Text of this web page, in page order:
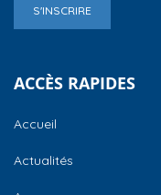
S'INSCRIRE
ACCÈS RAPIDES
Accueil
Actualités